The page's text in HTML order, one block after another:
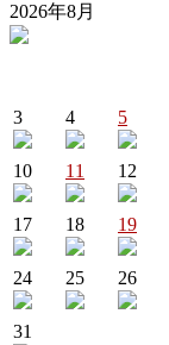
2026年8月
3 4 5
10 11 12
17 18 19
24 25 26
31